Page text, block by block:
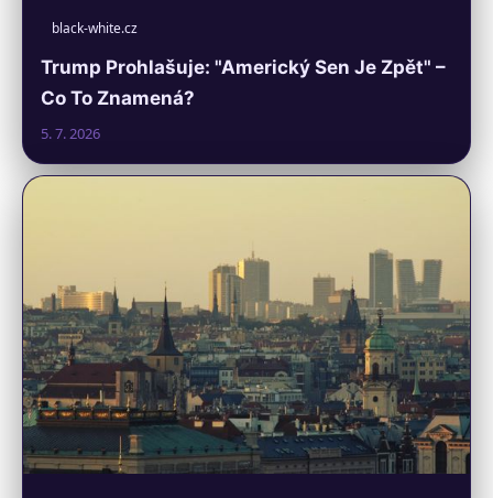
black-white.cz
Trump Prohlašuje: "Americký Sen Je Zpět" –
Co To Znamená?
5. 7. 2026